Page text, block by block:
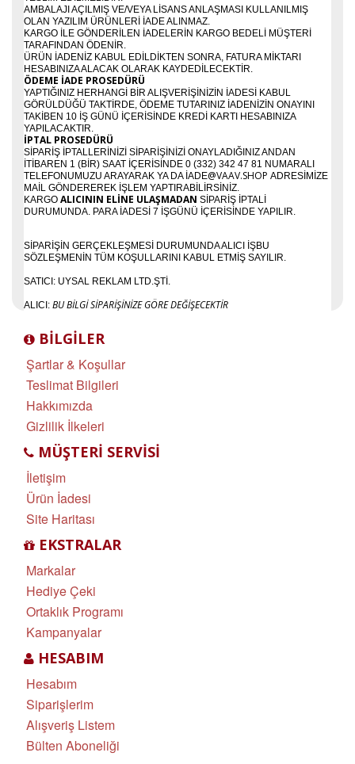
AMBALAJI AÇILMIŞ VE/VEYA LISANS ANLAŞMASI KULLANILMIŞ
OLAN YAZILIM ÜRÜNLERI IADE ALINMAZ.
KARGO ILE GÖNDERILEN IADELERIN KARGO BEDELI MÜŞTERI
TARAFINDAN ÖDENIR.
ÜRÜN IADENIZ KABUL EDILDIKTEN SONRA, FATURA MIKTARI
HESABINIZA ALACAK OLARAK KAYDEDILECEKTIR.
ÖDEME İADE PROSEDÜRÜ
YAPTIĞINIZ HERHANGI BIR ALIŞVERIŞINIZIN IADESI KABUL
GÖRÜLDÜĞÜ TAKTIRDE, ÖDEME TUTARINIZ IADENIZIN ONAYINI
TAKIBEN 10 IŞ GÜNÜ IÇERISINDE KREDI KARTI HESABINIZA
YAPILACAKTIR.
İPTAL PROSEDÜRÜ
SIPARIŞ IPTALLERINIZI SIPARIŞINIZI ONAYLADIĞINIZ ANDAN
ITIBAREN 1 (BIR) SAAT IÇERISINDE 0 (332) 342 47 81 NUMARALI
TELEFONUMUZU ARAYARAK YA DA IADE@VAAV.SHOP ADRESIMIZE
MAIL GÖNDEREREK IŞLEM YAPTIRABILIRSINIZ.
KARGO ALICININ ELINE ULAŞMADAN SIPARIŞ IPTALI
DURUMUNDA. PARA IADESI 7 IŞGÜNÜ IÇERISINDE YAPILIR.
SIPARIŞIN GERÇEKLEŞMESI DURUMUNDA ALICI IŞBU
SÖZLEŞMENIN TÜM KOŞULLARINI KABUL ETMIŞ SAYILIR.
SATICI: UYSAL REKLAM LTD.ŞTI.
ALICI: BU BILGI SIPARIŞINIZE GÖRE DEĞIŞECEKTIR
BILGILER
Şartlar & Koşullar
Teslimat Bilgileri
Hakkımızda
Gizlilik İlkeleri
MÜŞTERI SERVISI
İletişim
Ürün İadesi
Site Haritası
EKSTRALAR
Markalar
Hediye Çeki
Ortaklık Programı
Kampanyalar
HESABIM
Hesabım
Siparişlerim
Alışveriş Listem
Bülten Aboneliği